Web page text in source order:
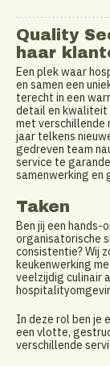
Quality
haar
Een plek waar
en samen een
terecht in een
detail en kwaliteit
met verschillende
jaar telkens
gedreven team
service te
samenwerking en
Taken
Ben jij een hands-
organisatorische
consistentie? Wij
keukenwerking
veelzijdig culinair
In deze rol ben je
een vlotte,
verschillende